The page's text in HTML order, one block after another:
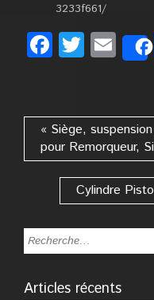
3233f661/
« Siège,
pour Remorqueur,
Cylindre
Articles récents